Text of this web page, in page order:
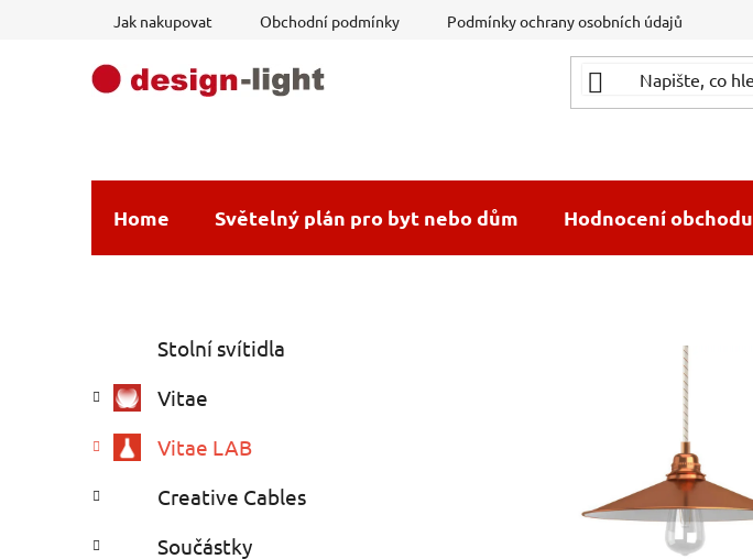
Jak nakupovat Obchodní podmínky Podmínky ochrany osobních údajů
Home Světelný plán pro byt nebo dům Hodnocení obchodu
s
r
n
n
kategorie
e
o
i
Stolní svítidla
Vitae
Vitae LAB
Creative Cables
Součástky